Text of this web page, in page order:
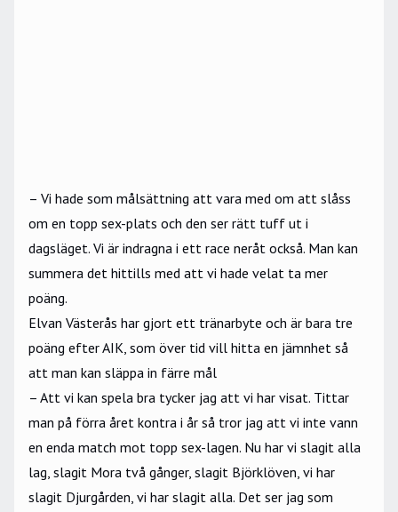
– Vi hade som målsättning att vara med om att slåss
om en topp sex-plats och den ser rätt tuff ut i
dagsläget. Vi är indragna i ett race neråt också. Man kan
summera det hittills med att vi hade velat ta mer
poäng.
Elvan Västerås har gjort ett tränarbyte och är bara tre
poäng efter AIK, som över tid vill hitta en jämnhet så
att man kan släppa in färre mål
– Att vi kan spela bra tycker jag att vi har visat. Tittar
man på förra året kontra i år så tror jag att vi inte vann
en enda match mot topp sex-lagen. Nu har vi slagit alla
lag, slagit Mora två gånger, slagit Björklöven, vi har
slagit Djurgården, vi har slagit alla. Det ser jag som